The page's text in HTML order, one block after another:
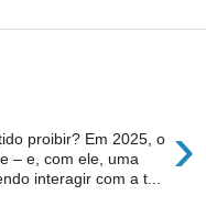
›
proibir? Em 2025, o
– e, com ele, uma
interagir com a t...